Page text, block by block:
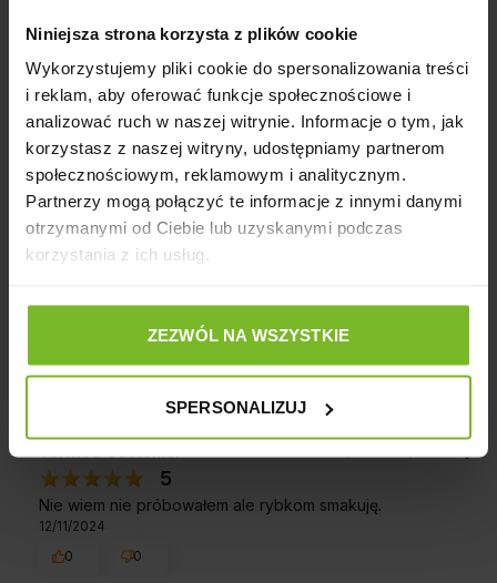
Niniejsza strona korzysta z plików cookie
Wykorzystujemy pliki cookie do spersonalizowania treści
i reklam, aby oferować funkcje społecznościowe i
analizować ruch w naszej witrynie. Informacje o tym, jak
korzystasz z naszej witryny, udostępniamy partnerom
społecznościowym, reklamowym i analitycznym.
Partnerzy mogą połączyć te informacje z innymi danymi
otrzymanymi od Ciebie lub uzyskanymi podczas
korzystania z ich usług.
ZEZWÓL NA WSZYSTKIE
SPERSONALIZUJ
Pytania i odpowiedzi (0)
Wyczyść
Komentarz sklepu
Dziękujemy za tak pozytywną opinię - to czysta
doświadczeniami. Do zobaczenia!
OK.....
5
Nie wiem nie próbowałem ale rybkom smakuję.
12/11/2024
0
0